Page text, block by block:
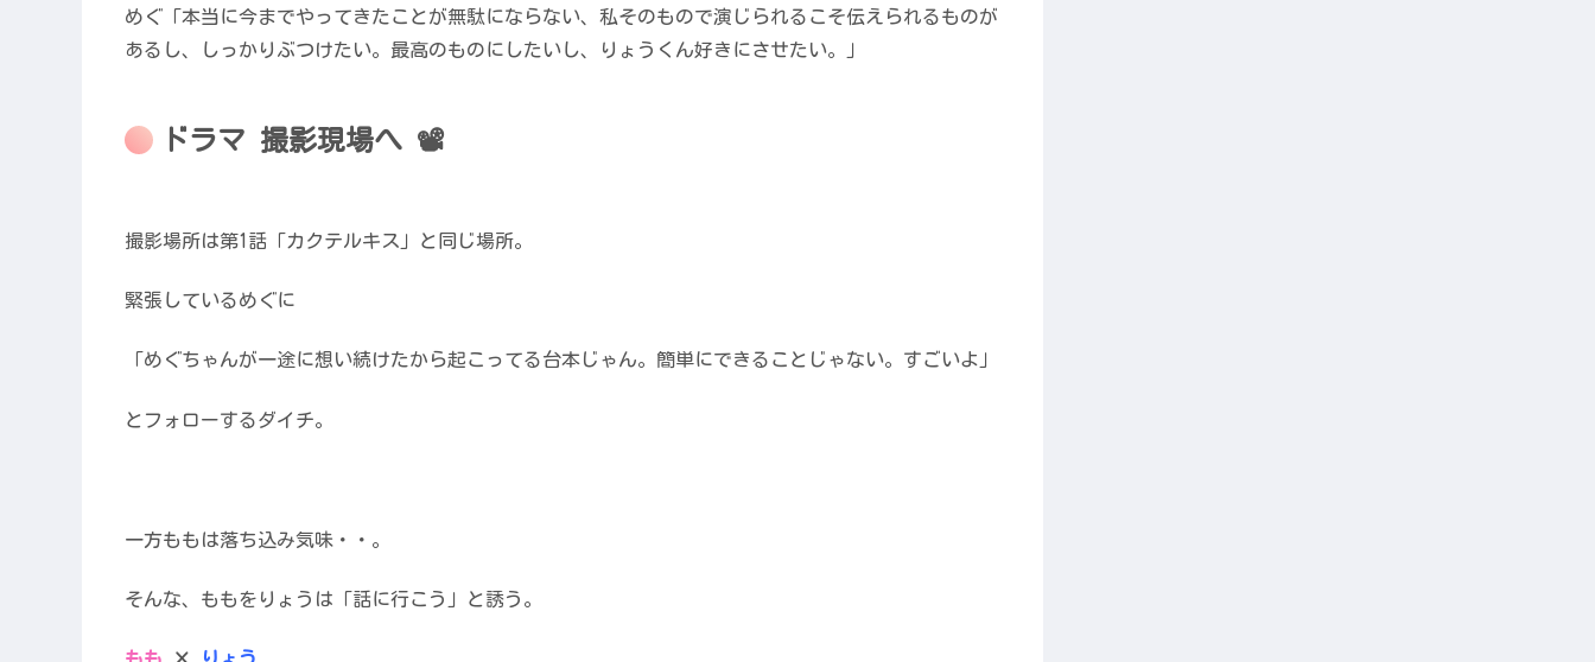
めぐ「本当に今までやってきたことが無駄にならない、私そのもので演じられるこそ伝えられるものが
あるし、しっかりぶつけたい。最高のものにしたいし、りょうくん好きにさせたい。」
ドラマ 撮影現場へ 📽
撮影場所は第1話「カクテルキス」と同じ場所。
緊張しているめぐに
「めぐちゃんが一途に想い続けたから起こってる台本じゃん。簡単にできることじゃない。すごいよ」
とフォローするダイチ。
一方ももは落ち込み気味・・。
そんな、ももをりょうは「話に行こう」と誘う。